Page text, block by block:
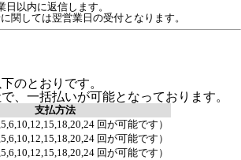
以内に返信します。
関しては翌営業日の受付となります。
のとおりです。
、一括払いが可能となっております。
支払方法
回が可能です）
回が可能です）
回が可能です）